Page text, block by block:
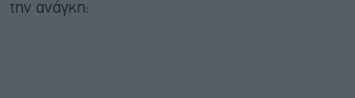
την ανάγκη: